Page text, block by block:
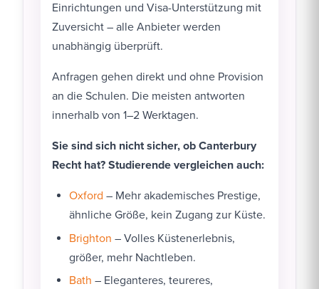
Einrichtungen und Visa-Unterstützung mit
Zuversicht – alle Anbieter werden
unabhängig überprüft.
Anfragen gehen direkt und ohne Provision
an die Schulen. Die meisten antworten
innerhalb von 1–2 Werktagen.
Sie sind sich nicht sicher, ob Canterbury
Recht hat? Studierende vergleichen auch:
Oxford – Mehr akademisches Prestige,
ähnliche Größe, kein Zugang zur Küste.
Brighton – Volles Küstenerlebnis,
größer, mehr Nachtleben.
Bath – Eleganteres, teureres,